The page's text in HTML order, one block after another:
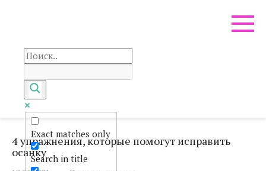
Exact matches only
Search in title
4 упражнения, которые помогут исправить
осанку